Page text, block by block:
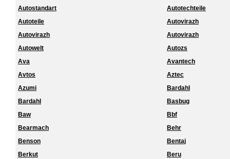
Autostandart
Autotechteile
Autoteile
Autovirazh
Autovirazh
Autovirazh
Autowelt
Autozs
Ava
Avantech
Avtos
Aztec
Azumi
Bardahl
Bardahl
Basbug
Baw
Bbf
Bearmach
Behr
Benson
Bentaj
Berkut
Beru